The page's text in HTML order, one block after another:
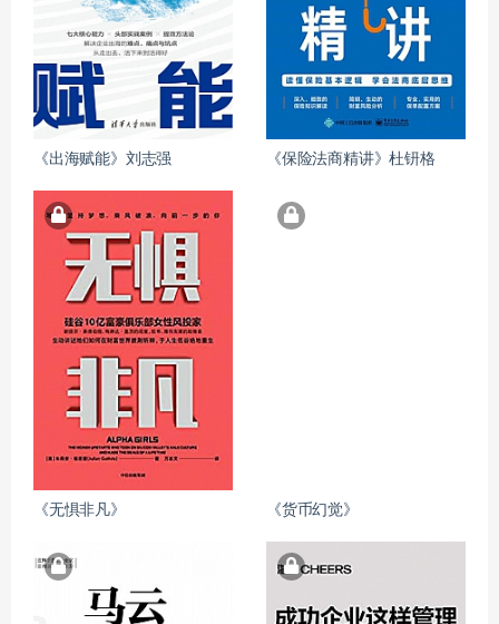
《出海赋能》刘志强 《保险法商精讲》杜钘格
《无惧非凡》 《货币幻觉》